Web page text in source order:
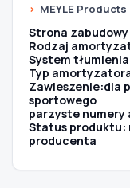
MEYLE Products
Strona
Rodzaj
System
Typ
Zawieszenie:dla
sportowego
parzyste numery
Status produktu:
producenta